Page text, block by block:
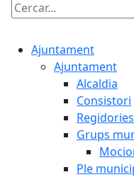
Cercar:
Ajuntament
Ajuntament
Alcaldia
Consistori
Regidories
Grups
Ple